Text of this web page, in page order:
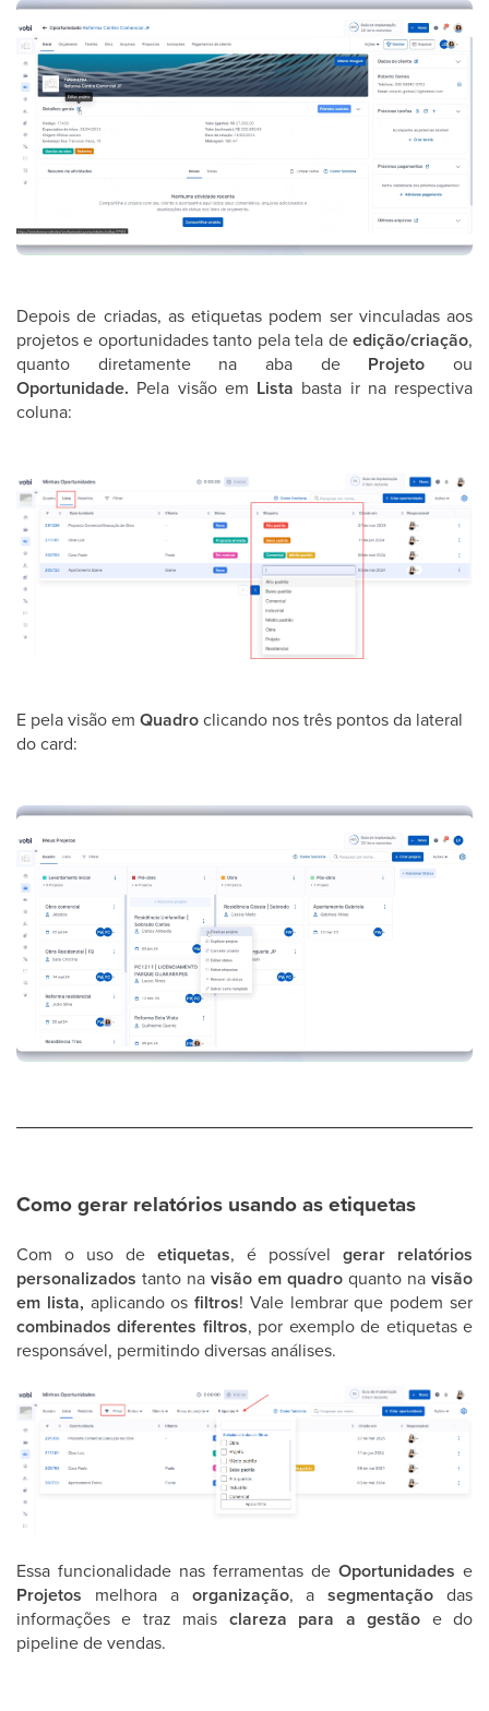
Depois de criadas, as etiquetas podem ser vinculadas aos
projetos e oportunidades tanto pela tela deedição/criação,
quanto diretamente na aba de Projetoou
Oportunidade. Pela visão em Lista basta ir na respectiva
coluna:
E pela visão em Quadroclicando nos três pontos da lateral
do card:
Como gerar relatórios usando as etiquetas
Com o uso de etiquetas, é possível gerar relatórios
personalizados tanto na visão em quadro quanto na visão
em lista, aplicando osfiltros! Vale lembrar que podem ser
combinados diferentes filtros, por exemplo de etiquetas e
responsável, permitindo diversas análises.
Essa funcionalidade nas ferramentas de Oportunidades e
Projetos melhora a organização, asegmentação das
informações e traz mais clareza para a gestão e do
pipeline de vendas.